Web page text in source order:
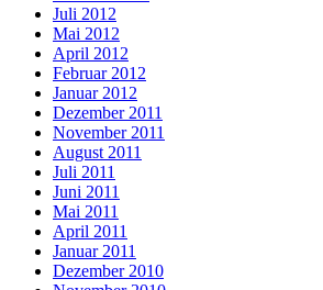
Juli 2012
Mai 2012
April 2012
Februar 2012
Januar 2012
Dezember 2011
November 2011
August 2011
Juli 2011
Juni 2011
Mai 2011
April 2011
Januar 2011
Dezember 2010